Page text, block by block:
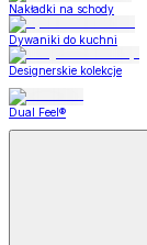
Nakładki na schody
Dywaniki do kuchni
Designerskie kolekcje
Dual Feel®